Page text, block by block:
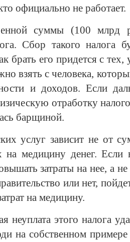
официально не работает.
суммы (100 млрд
Сбор такого налога
брать его придется с
взять с человека,
и доходов. Если
отработку
барщиной.
услуг зависит не от
медицину денег. Если
затраты на нее, а
или нет,
на медицину.
неуплата этого налога
на собственном